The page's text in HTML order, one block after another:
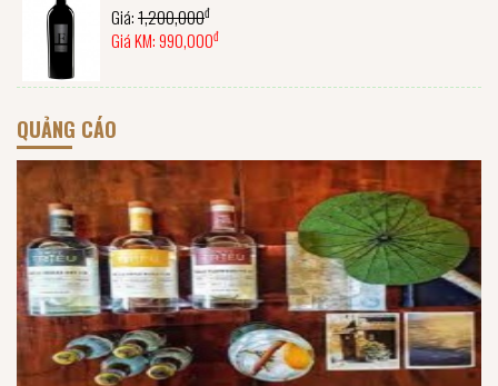
Giá:1,200,000đ
Giá KM:990,000đ
QUẢNG CÁO